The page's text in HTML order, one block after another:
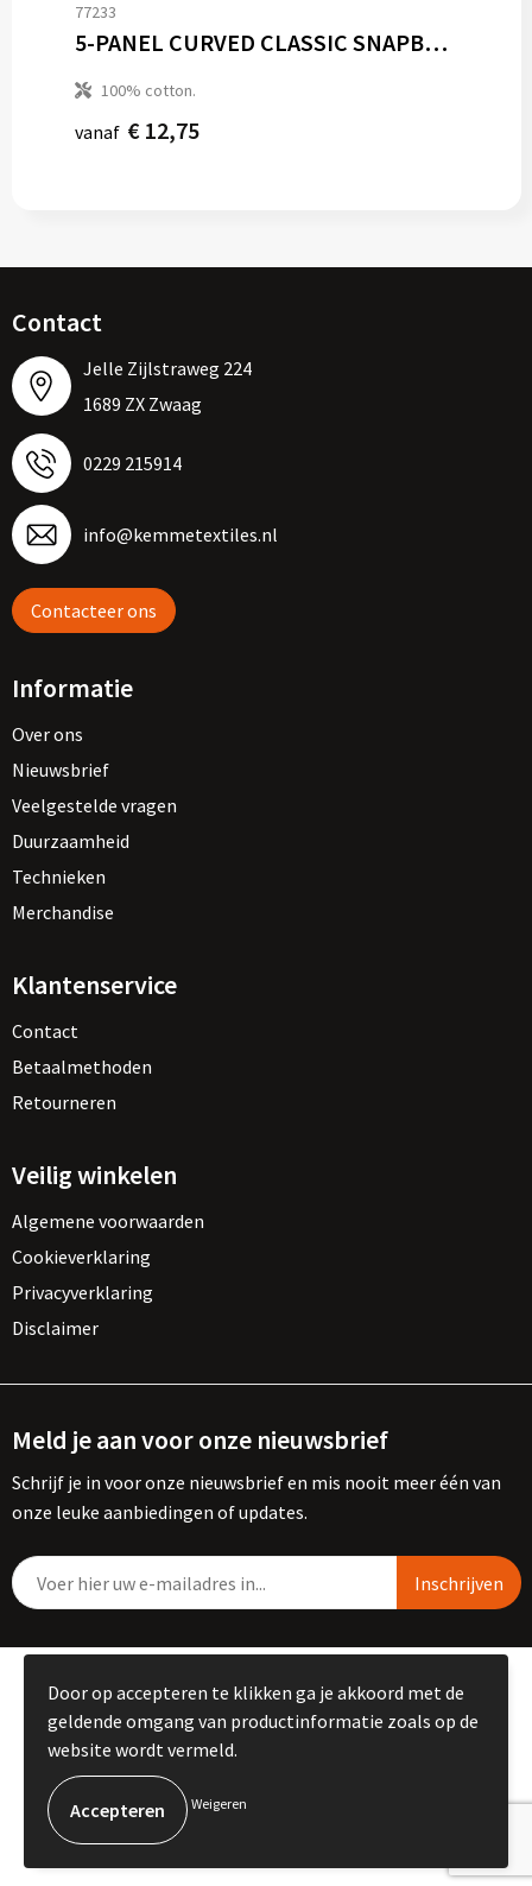
77233
5-PANEL CURVED CLASSIC SNAPBACK
100% cotton.
vanaf € 12,75
Contact
Jelle Zijlstraweg 224
1689 ZX Zwaag
0229 215914
info@kemmetextiles.nl
Contacteer ons
Informatie
Over ons
Nieuwsbrief
Veelgestelde vragen
Duurzaamheid
Technieken
Merchandise
Klantenservice
Contact
Betaalmethoden
Retourneren
Veilig winkelen
Algemene voorwaarden
Cookieverklaring
Privacyverklaring
Disclaimer
Meld je aan voor onze nieuwsbrief
Schrijf je in voor onze nieuwsbrief en mis nooit meer één van
onze leuke aanbiedingen of updates.
© Copyright Kemme B.V. 2023
Door op accepteren te klikken ga je akkoord met de
geldende omgang van productinformatie zoals op de
website wordt vermeld.
Weigeren